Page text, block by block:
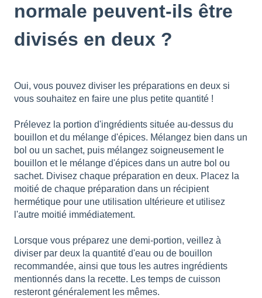
normale peuvent-ils être
divisés en deux ?
Oui, vous pouvez diviser les préparations en deux si
vous souhaitez en faire une plus petite quantité !
Prélevez la portion d'ingrédients située au-dessus du
bouillon et du mélange d'épices. Mélangez bien dans un
bol ou un sachet, puis mélangez soigneusement le
bouillon et le mélange d'épices dans un autre bol ou
sachet. Divisez chaque préparation en deux. Placez la
moitié de chaque préparation dans un récipient
hermétique pour une utilisation ultérieure et utilisez
l'autre moitié immédiatement.
Lorsque vous préparez une demi-portion, veillez à
diviser par deux la quantité d'eau ou de bouillon
recommandée, ainsi que tous les autres ingrédients
mentionnés dans la recette. Les temps de cuisson
resteront généralement les mêmes.